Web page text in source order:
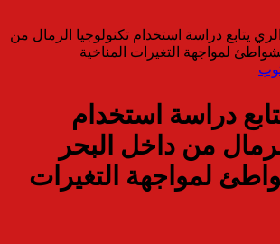
يتابع دراسة استخدام تكنولوجيا الرمال من
لمواجهة التغيرات المناخية
دراسة استخدام
من داخل البحر
لمواجهة التغيرات